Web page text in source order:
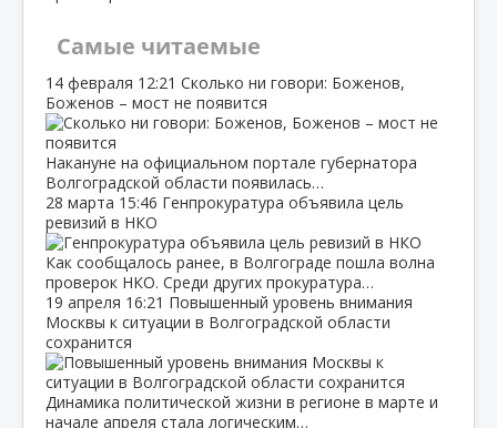
Самые читаемые
14 февраля 12:21 Сколько ни говори: Боженов,
Боженов – мост не появится
Накануне на официальном портале губернатора
Волгоградской области появилась…
28 марта 15:46 Генпрокуратура объявила цель
ревизий в НКО
Как сообщалось ранее, в Волгограде пошла волна
проверок НКО. Среди других прокуратура…
19 апреля 16:21 Повышенный уровень внимания
Москвы к ситуации в Волгоградской области
сохранится
Динамика политической жизни в регионе в марте и
начале апреля стала логическим…